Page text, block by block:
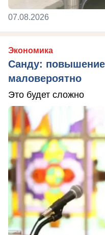
07.08.2026
Экономика
Санду: повышение
маловероятно
Это будет сложно